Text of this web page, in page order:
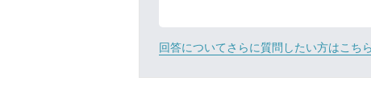
回答についてさらに質問したい方はこちら